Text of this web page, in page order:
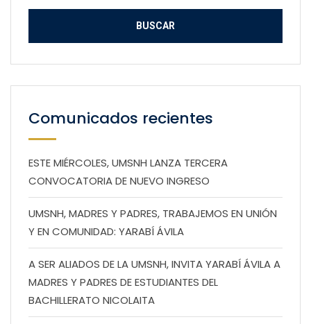
Comunicados recientes
ESTE MIÉRCOLES, UMSNH LANZA TERCERA
CONVOCATORIA DE NUEVO INGRESO
UMSNH, MADRES Y PADRES, TRABAJEMOS EN UNIÓN
Y EN COMUNIDAD: YARABÍ ÁVILA
A SER ALIADOS DE LA UMSNH, INVITA YARABÍ ÁVILA A
MADRES Y PADRES DE ESTUDIANTES DEL
BACHILLERATO NICOLAITA